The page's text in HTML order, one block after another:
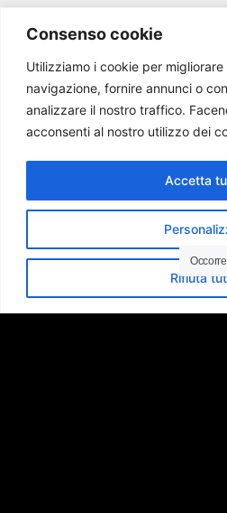
Consenso cookie
Utilizziamo i cookie per
navigazione, fornire annunci o
analizzare il nostro traffico.
acconsenti al nostro utilizzo dei
Rifiuta
Accetta